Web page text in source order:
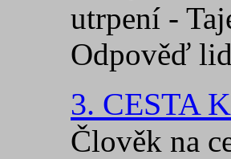
utrpení -
Odpověď
3. CESTA
Člověk na